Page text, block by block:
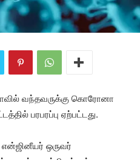
வந்தவருக்கு கொரோனா
பரபரப்பு ஏற்பட்டது.
என்ஜினீயர் ஒருவர்